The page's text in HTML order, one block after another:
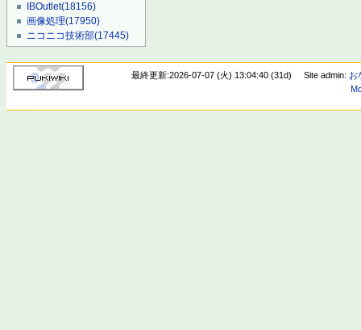
IBOutlet(18156)
画像処理(17950)
ニコニコ技術部(17445)
最終更新:2026-07-07 (火) 13:04:40 (31d) Site admin: お